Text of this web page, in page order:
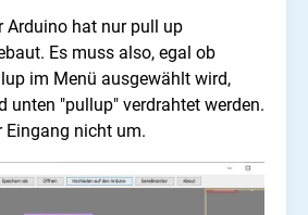
Arduino hat nur pull up
Es muss also, egal ob
im Menü ausgewählt wird,
unten "pullup" verdrahtet werden.
Eingang nicht um.